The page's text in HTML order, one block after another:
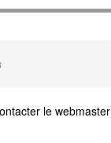
le webmaster